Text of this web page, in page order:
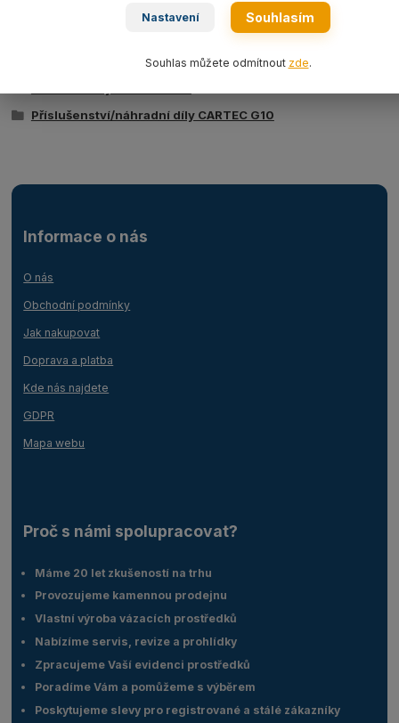
Zboží zařazeno v kategoriích
Příslušenství/náhradní díly CARTEC G10
Informace o nás
O nás
Obchodní podmínky
Jak nakupovat
Doprava a platba
Kde nás najdete
GDPR
Mapa webu
Proč s námi spolupracovat?
Máme 20 let zkušeností na trhu
Provozujeme kamennou prodejnu
Vlastní výroba vázacích prostředků
Nabízíme servis, revize a prohlídky
Zpracujeme Vaší evidenci prostředků
Poradíme Vám a pomůžeme s výběrem
Poskytujeme slevy pro registrované a stálé zákazníky
Nastavení Souhlasím
Souhlas můžete odmítnout zde.